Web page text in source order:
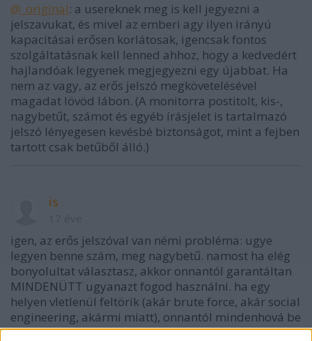
@_original: a usereknek meg is kell jegyezni a
jelszavukat, és mivel az emberi agy ilyen irányú
kapacitásai erősen korlátosak, igencsak fontos
szolgáltatásnak kell lenned ahhoz, hogy a kedvedért
hajlandóak legyenek megjegyezni egy újabbat. Ha
nem az vagy, az erős jelszó megkövetelésével
magadat lövöd lábon. (A monitorra postitolt, kis-,
nagybetűt, számot és egyéb írásjelet is tartalmazó
jelszó lényegesen kevésbé biztonságot, mint a fejben
tartott csak betűből álló.)
is
igen, az erős jelszóval van némi probléma: ugye
legyen benne szám, meg nagybetű. namost ha elég
bonyolultat választasz, akkor onnantól garantáltan
MINDENÜTT ugyanazt fogod használni. ha egy
helyen vletlenül feltörik (akár brute force, akár social
engineering, akármi miatt), onnantól mindenhová be
tudnak menni.